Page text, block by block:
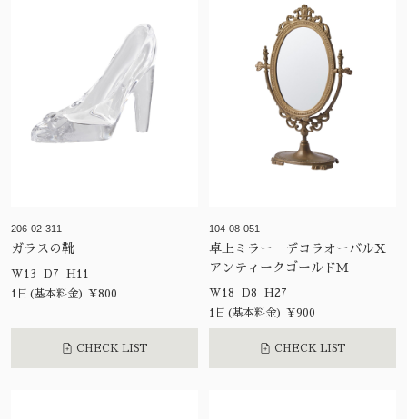
206-02-311
ガラスの靴
W13 D7 H11
1日(基本料金) ¥800
CHECK LIST
104-08-051
卓上ミラー デコラオーバルX
アンティークゴールドＭ
W18 D8 H27
1日(基本料金) ¥900
CHECK LIST